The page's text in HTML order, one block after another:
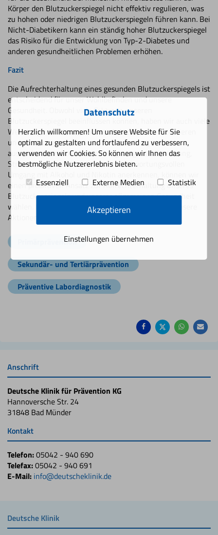
Körper den Blutzuckerspiegel nicht effektiv regulieren, was
zu hohen oder niedrigen Blutzuckerspiegeln führen kann. Bei
Nicht-Diabetikern kann ein ständig hoher Blutzuckerspiegel
das Risiko für die Entwicklung von Typ-2-Diabetes und
anderen gesundheitlichen Problemen erhöhen.
Fazit
Die Aufrechterhaltung eines gesunden Blutzuckerspiegels ist
entscheidend für unser Wohlbefinden und unsere
Gesundheit. Obwohl viele Faktoren unseren
Blutzuckerspiegel beeinflussen können, haben wir auch viele
Werkzeuge zur Hand, um diese Faktoren zu kontrollieren
und zu managen. Indem wir die Bedeutung von
ausreichendem Schlaf, einer ausgewogenen Ernährung,
Stressmanagement und einem verantwortungsvollen
Umgang mit Alkohol und Nikotin anerkennen, können wir
einen proaktiven Ansatz zur Aufrechterhaltung unseres
Blutzuckerspiegels und unserer allgemeinen Gesundheit
wählen. Letztendlich ist es unser Verständnis und unsere
Aktionen, die den Unterschied ausmachen.
Primärprävention
Sekundär- und Tertiärprävention
Präventive Labordiagnostik
teilen teilen teilen
Anschrift
Deutsche Klinik für Prävention KG
Hannoversche Str. 24
31848 Bad Münder
Kontakt
Telefon:05042 - 940 690
Telefax:05042 - 940 691
E-Mail: info@deutscheklinik.de
Deutsche Klinik
Datenschutz
Herzlich willkommen! Um unsere Website für Sie
optimal zu gestalten und fortlaufend zu verbessern,
verwenden wir Cookies. So können wir Ihnen das
bestmögliche Nutzererlebnis bieten.
Essenziell
Externe Medien Statistik
Akzeptieren
Einstellungen übernehmen